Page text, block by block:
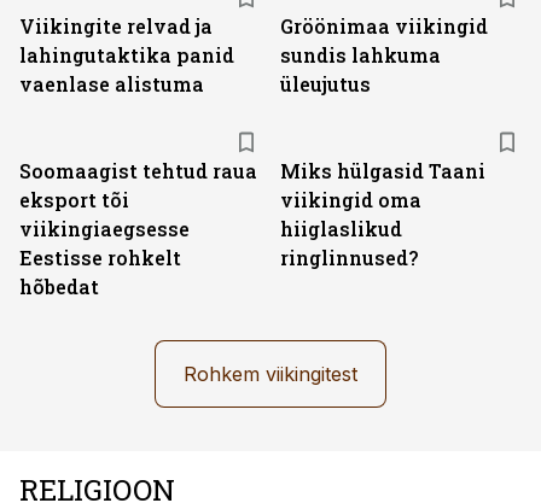
Viikingite relvad ja
lahingutaktika panid
vaenlase alistuma
Gröönimaa viikingid
sundis lahkuma
üleujutus
Soomaagist tehtud raua
eksport tõi
viikingiaegsesse
Eestisse rohkelt
hõbedat
Miks hülgasid Taani
viikingid oma
hiiglaslikud
ringlinnused?
Rohkem viikingitest
RELIGIOON